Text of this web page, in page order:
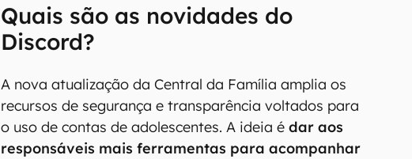
Quais são as novidades do
Discord?
A nova atualização da Central da Família amplia os
recursos de segurança e transparência voltados para
o uso de contas de adolescentes. A ideia édar aos
responsáveis mais ferramentas para acompanhar